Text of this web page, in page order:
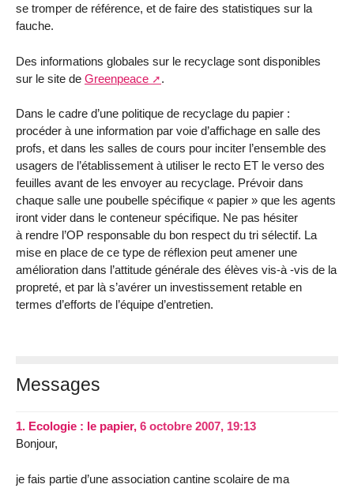
se tromper de référence, et de faire des statistiques sur la
fauche.
Des informations globales sur le recyclage sont disponibles
sur le site de Greenpeace .
Dans le cadre d’une politique de recyclage du papier :
procéder à une information par voie d’affichage en salle des
profs, et dans les salles de cours pour inciter l’ensemble des
usagers de l’établissement à utiliser le recto ET le verso des
feuilles avant de les envoyer au recyclage. Prévoir dans
chaque salle une poubelle spécifique « papier » que les agents
iront vider dans le conteneur spécifique. Ne pas hésiter
à rendre l’OP responsable du bon respect du tri sélectif. La
mise en place de ce type de réflexion peut amener une
amélioration dans l’attitude générale des élèves vis-à -vis de la
propreté, et par là s’avérer un investissement retable en
termes d’efforts de l’équipe d’entretien.
Messages
1. Ecologie : le papier, 6 octobre 2007, 19:13
Bonjour,
je fais partie d’une association cantine scolaire de ma